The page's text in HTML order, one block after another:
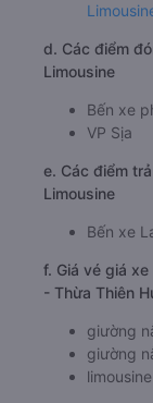
d. Các điểm
Limousine
Bến xe
VP Sịa
e. Các điểm
Limousine
Bến xe
f. Giá vé giá
- Thừa Thiên
giường
giường